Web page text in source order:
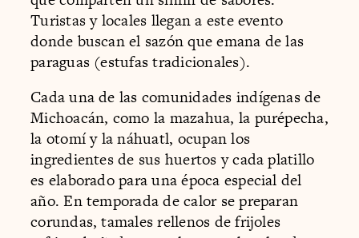
Turistas y locales llegan a este evento
donde buscan el sazón que emana de las
paraguas (estufas tradicionales).
Cada una de las comunidades indígenas de
Michoacán, como la mazahua, la purépecha,
la otomí y la náhuatl, ocupan los
ingredientes de sus huertos y cada platillo
es elaborado para una época especial del
año. En temporada de calor se preparan
corundas, tamales rellenos de frijoles